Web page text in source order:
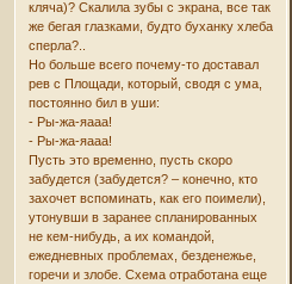
кляча)? Скалила зубы с экрана, все так
же бегая глазками, будто буханку хлеба
сперла?..
Но больше всего почему-то доставал
рев с Площади, который, сводя с ума,
постоянно бил в уши:
- Ры-жа-яааа!
- Ры-жа-яааа!
Пусть это временно, пусть скоро
забудется (забудется? – конечно, кто
захочет вспоминать, как его поимели),
утонувши в заранее спланированных
не кем-нибудь, а их командой,
ежедневных проблемах, безденежье,
горечи и злобе. Схема отработана еще